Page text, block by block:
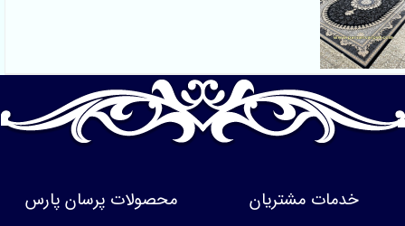
خدمات مشتریان محصولات پرسان پارس